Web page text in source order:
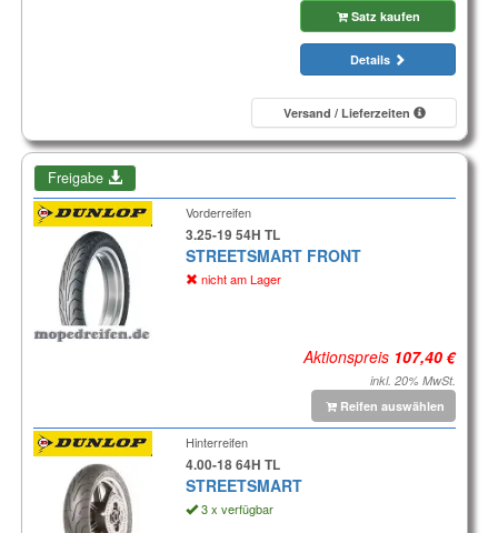
Satz kaufen
Details
Versand / Lieferzeiten
Freigabe
Vorderreifen
3.25-19 54H TL
STREETSMART FRONT
nicht am Lager
Aktionspreis
inkl. 20% MwSt.
Reifen auswählen
Hinterreifen
4.00-18 64H TL
STREETSMART
3 x verfügbar